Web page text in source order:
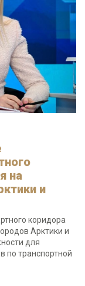
на
и
коридора
Арктики и
для
по транспортной